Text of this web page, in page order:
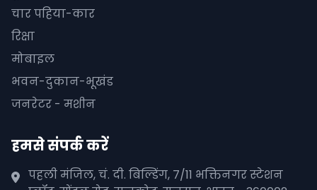
चार पहिया-कार
रिक्षा
मोबाइल
भवन-दुकान-भूखंड
जनरेटर - मशीन
हमसे संपर्क करें
पहली मंजिल, चं. दी. बिल्डिंग, 7/11 भक्तिनगर स्टेशन